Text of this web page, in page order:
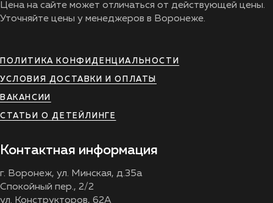
Цена на сайте может отличаться от действующей цены.
Уточняйте цены у менеджеров в Воронеже.
ПОЛИТИКА КОНФИДЕНЦИАЛЬНОСТИ
УСЛОВИЯ ДОСТАВКИ И ОПЛАТЫ
ВАКАНСИИ
СТАТЬИ О ДЕТЕЙЛИНГЕ
Контактная информация
г. Воронеж, ул. Минская, д.35а
Спокойный пер., 2/2
ул. Конструкторов, 62А